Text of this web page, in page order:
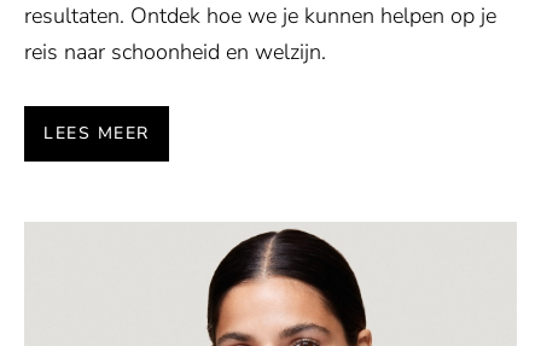
resultaten. Ontdek hoe we je kunnen helpen op je
reis naar schoonheid en welzijn.
LEES MEER